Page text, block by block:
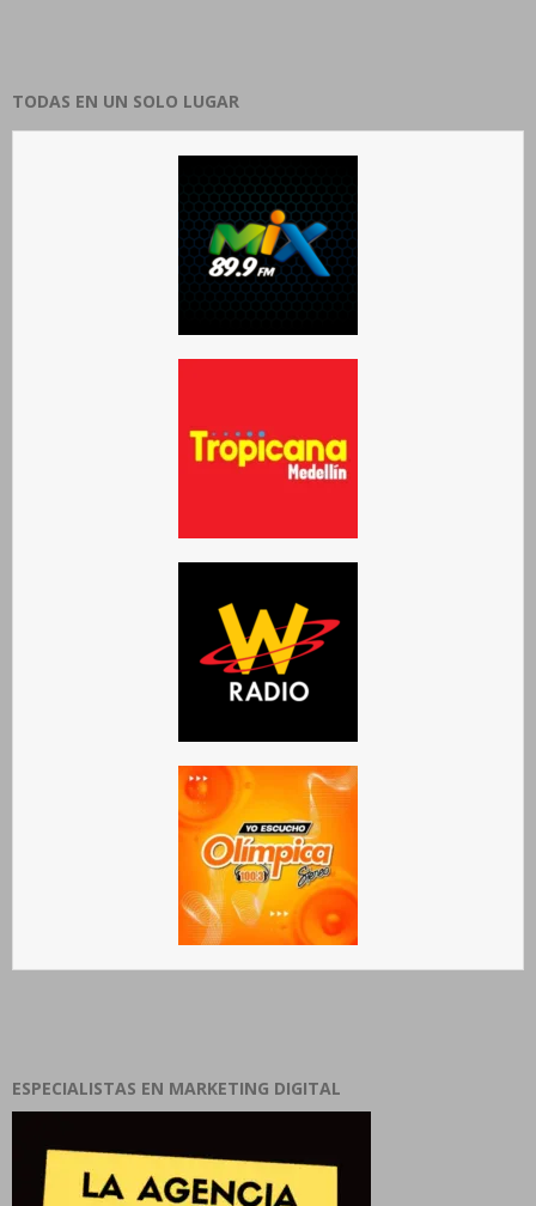
TODAS EN UN SOLO LUGAR
ESPECIALISTAS EN MARKETING DIGITAL